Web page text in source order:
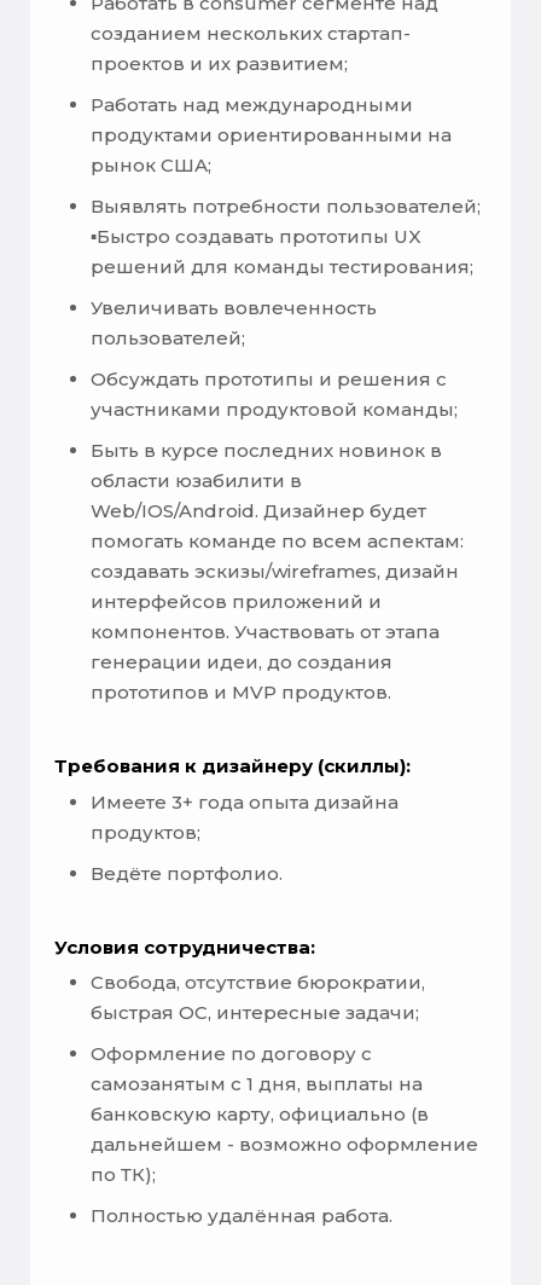
созданием нескольких стартап-
проектов и их развитием;
Работать над международными
продуктами ориентированными на
рынок США;
Выявлять потребности пользователей;
▪️Быстро создавать прототипы UX
решений для команды тестирования;
Увеличивать вовлеченность
пользователей;
Обсуждать прототипы и решения с
участниками продуктовой команды;
Быть в курсе последних новинок в
области юзабилити в
Web/IOS/Android. Дизайнер будет
помогать команде по всем аспектам:
создавать эскизы/wireframes, дизайн
интерфейсов приложений и
компонентов. Участвовать от этапа
генерации идеи, до создания
прототипов и MVP продуктов.
Требования к дизайнеру (скиллы):
Имеете 3+ года опыта дизайна
продуктов;
Ведёте портфолио.
Условия сотрудничества:
Свобода, отсутствие бюрократии,
быстрая ОС, интересные задачи;
Оформление по договору с
самозанятым с 1 дня, выплаты на
банковскую карту, официально (в
дальнейшем - возможно оформление
по ТК);
Полностью удалённая работа.